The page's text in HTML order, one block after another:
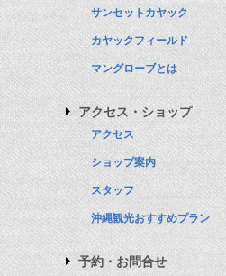
サンセットカヤック
カヤックフィールド
マングローブとは
アクセス・ショップ
アクセス
ショップ案内
スタッフ
沖縄観光おすすめプラン
予約・お問合せ